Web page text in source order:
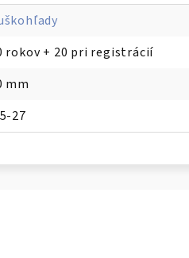
rokov + 20 pri registrácií
mm
27